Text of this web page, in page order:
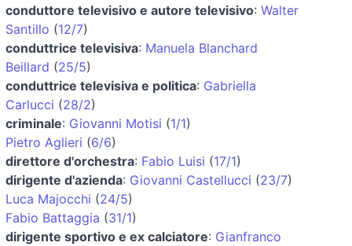
conduttore televisivo e autore televisivo: Walter
Santillo (12/7)
conduttrice televisiva: Manuela Blanchard
Beillard (25/5)
conduttrice televisiva e politica: Gabriella
Carlucci (28/2)
criminale: Giovanni Motisi (1/1)
Pietro Aglieri (6/6)
direttore d'orchestra: Fabio Luisi (17/1)
dirigente d'azienda: Giovanni Castellucci (23/7)
Luca Majocchi (24/5)
Fabio Battaggia (31/1)
dirigente sportivo e ex calciatore: Gianfranco